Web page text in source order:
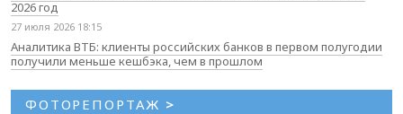
2026 год
27 июля 2026 18:15
Аналитика ВТБ: клиенты российских банков в первом полугодии
получили меньше кешбэка, чем в прошлом
ФОТОРЕПОРТАЖ >